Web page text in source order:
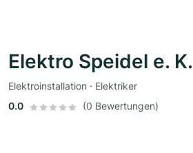
Elektro Speidel e. K.
Elektroinstallation · Elektriker
0.0
(0 Bewertungen)